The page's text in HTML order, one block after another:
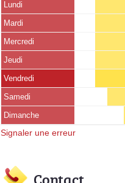
Lundi
Mardi
Mercredi
Jeudi
Vendredi
Samedi
Dimanche
Signaler une erreur